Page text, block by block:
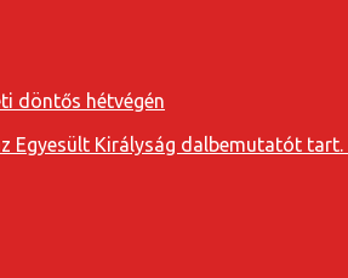
döntős hétvégén
Egyesült Királyság dalbemutatót tart.